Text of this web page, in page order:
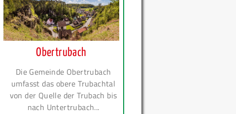
Obertrubach
Die Gemeinde Obertrubach
umfasst das obere Trubachtal
von der Quelle der Trubach bis
nach Untertrubach...